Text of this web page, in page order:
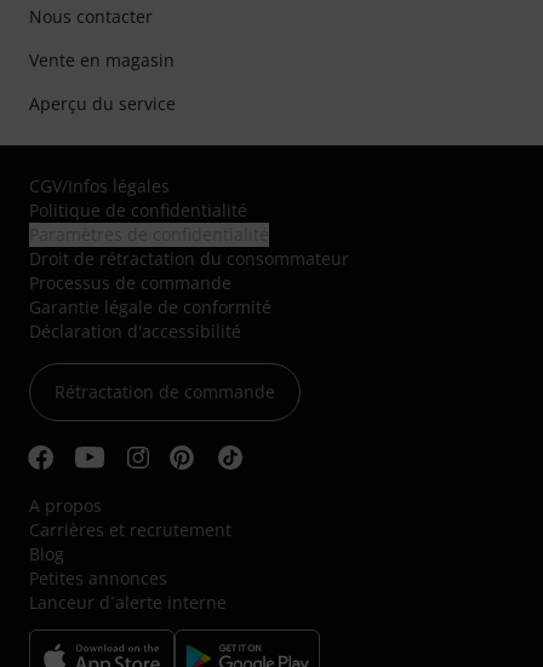
Nous contacter
Vente en magasin
Aperçu du service
CGV/Infos légales
Politique de confidentialité
Droit de rétractation du consommateur
Processus de commande
Garantie légale de conformité
Déclaration d'accessibilité
Rétractation de commande
A propos
Carrières et recrutement
Blog
Petites annonces
Lanceur d´alerte interne